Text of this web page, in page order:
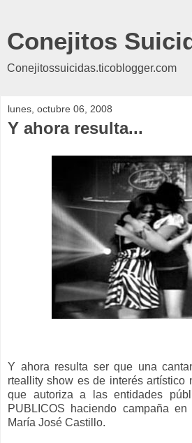
Conejitos
Conejitossuicidas.ticoblogger.com
lunes, octubre 06, 2008
Y ahora resulta...
Y ahora resulta ser que una
rteallity show es de interés artístico
que autoriza a las entidades
PUBLICOS haciendo campaña
María José Castillo.